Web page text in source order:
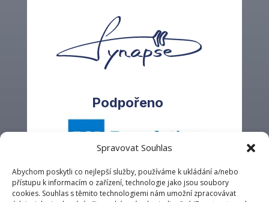
Spravovat Souhlas
Abychom poskytli co nejlepší služby, používáme k ukládání a/nebo
přístupu k informacím o zařízení, technologie jako jsou soubory
cookies. Souhlas s těmito technologiemi nám umožní zpracovávat
Podpořeno